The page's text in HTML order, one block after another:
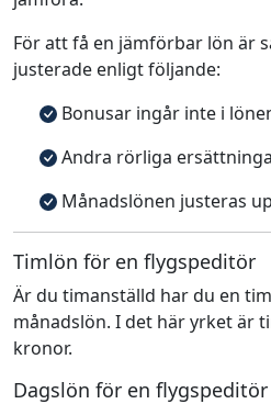
För att få en jämförbar lön är
justerade enligt följande:
Bonusar ingår inte i
Andra rörliga
Månadslönen justeras
Timlön för en flygspeditör
Är du timanställd har du en
månadslön. I det här yrket är
kronor.
Dagslön för en flygspeditör